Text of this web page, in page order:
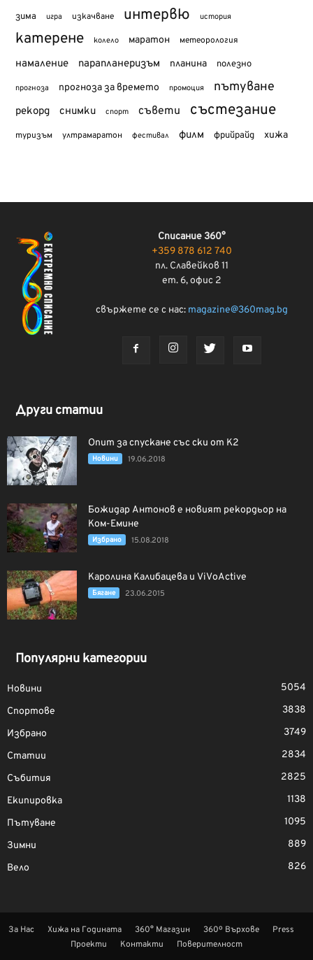
зима игра изкачване интервю история
катерене колело маратон метеорология
намаление парапланеризъм планина полезно
прогноза прогноза за времето промоция пътуване
рекорд снимки спорт съвети състезание
туризъм ултрамаратон фестивал филм фрийрайд хижа
Списание 360°
+359 878 612 740
пл. Славейков 11
ет. 6, офис 2
свържете се с нас: magazine@360mag.bg
Други статии
Опит за спускане със ски от К2
Новини 19.06.2018
Божидар Антонов е новият рекордьор на
Ком-Емине
Избрано 15.08.2018
Каролина Калибацева и ViVoActive
Бягане 23.06.2015
Популярни категории
Новини
5054
Спортове
3838
Избрано
3749
Статии
2834
Събития
2825
Екипировка
1138
Пътуване
1095
Зимни
889
Вело
826
За Нас Хижа на Годината 360° Магазин 360º Върхове
Press
Проекти
Контакти Поверителност